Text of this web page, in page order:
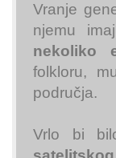
Vranje
njemu
nekoliko
folkloru,
područja.
Vrlo bi